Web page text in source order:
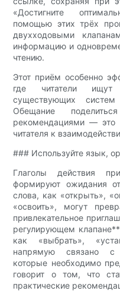
«Достигните
помощью этих трёх
двухходовыми
информацию и
чтению.
Этот приём особенно
где читатели
существующих
Обещание
рекомендациями — это
читателя к
### Используйте язык,
Глаголы действия
формируют ожидания
слова, как «открыть»,
«освоить», могут
привлекательное
регулирующем клапане**
как «выбрать»,
напрямую связано с
которые необходимо
говорит о том, что
практические